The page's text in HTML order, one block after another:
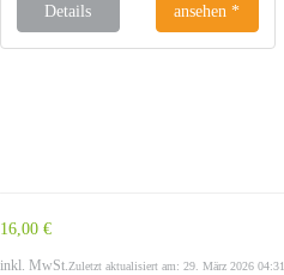
Details ansehen *
16,00 €
inkl. MwSt. Zuletzt aktualisiert am: 29. März 2026 04:31